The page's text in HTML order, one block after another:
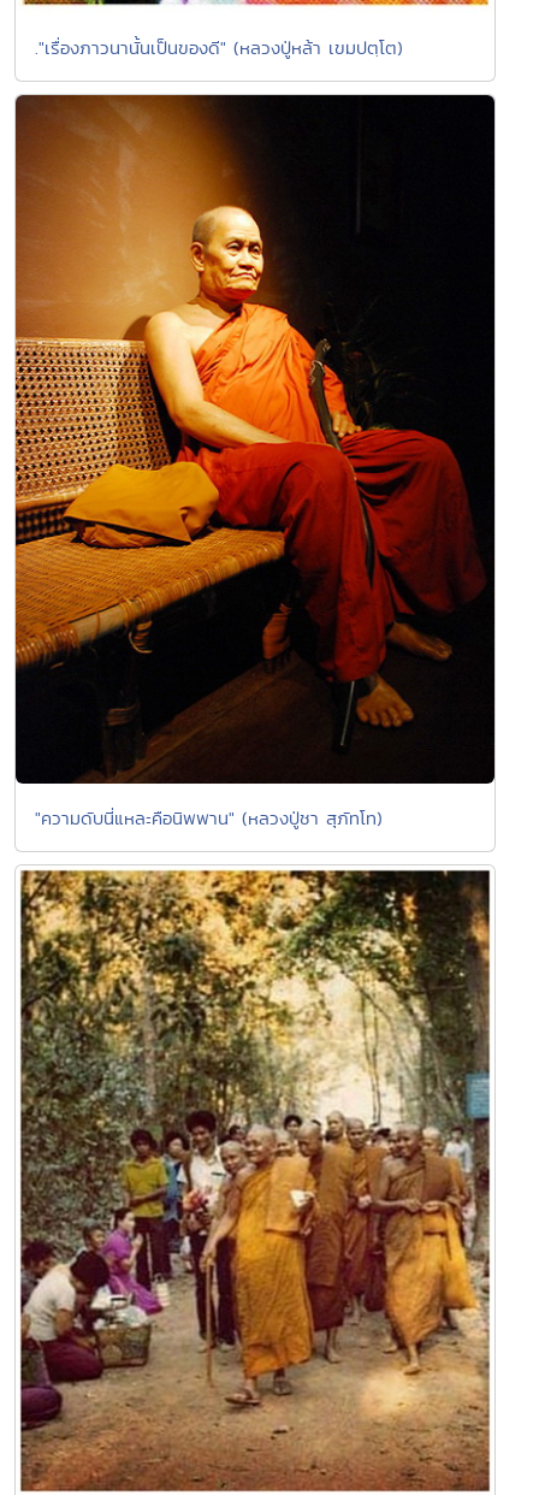
."เรื่องภาวนานั้นเป็นของดี" (หลวงปู่หล้า เขมปตฺโต)
"ความดับนี่แหละคือนิพพาน" (หลวงปู่ชา สุภัทโท)